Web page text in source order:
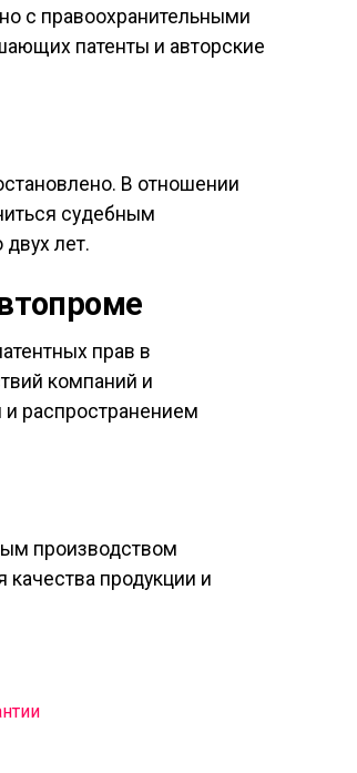
с правоохранительными
патенты и авторские
В отношении
судебным
лет.
прав в
компаний и
распространением
производством
продукции и